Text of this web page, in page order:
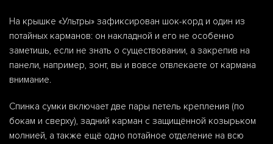
На крышке «Ультры» зафиксирован шок-корд и один из
потайных карманов: он накладной и его не особенно
заметишь, если не знать о существовании, а закрепив на
панели, например, зонт, вы и вовсе отвлекаете от кармана
внимание.
Спинка сумки включает две пары петель крепления (по
бокам и сверху), задний карман с защищённой козырьком
молнией, а также ещё одно потайное отделение на всю